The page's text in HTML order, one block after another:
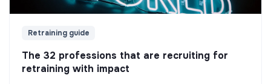
Retraining guide
The 32 professions that are recruiting for
retraining with impact